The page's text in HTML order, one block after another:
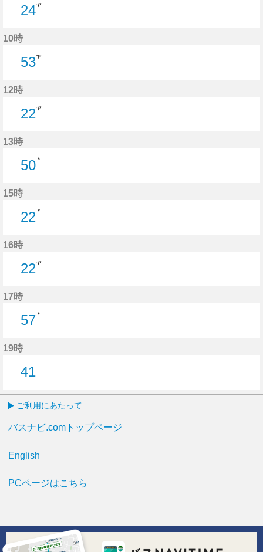
24ヤ
10時
53ヤ
12時
22ヤ
13時
50 ＊
15時
22 ＊
16時
22ヤ
17時
57 ＊
19時
41
ご利用にあたって
バスナビ.comトップページ
English
PCページはこちら